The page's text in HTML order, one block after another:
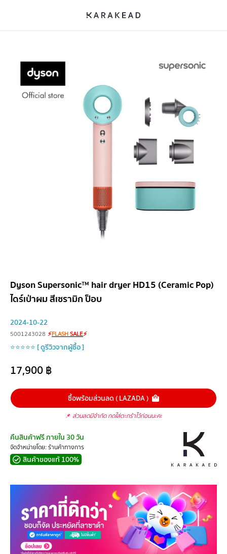
Dyson Supersonic™ hair dryer HD15 (Ceramic Pop)
ไดร์เป่าผม สีเซรามิก ป็อบ
2024-10-22
5001243028 ⚡FLASHSALE⚡
⭐⭐⭐⭐⭐ [ ดูรีวิวจากผู้ซื้อ ]
17,900฿
ซื้อพร้อมส่วนลด ( LAZADA )
📌 ส่วนลดมีจำกัด กดใส่ตะกร้าไว้ก่อนนะคะ
คืนสินค้าฟรี ภายใน 30 วัน
จัดจำหน่ายโดย: ร้านค้าทางการ
สินค้าของแท้ 100%